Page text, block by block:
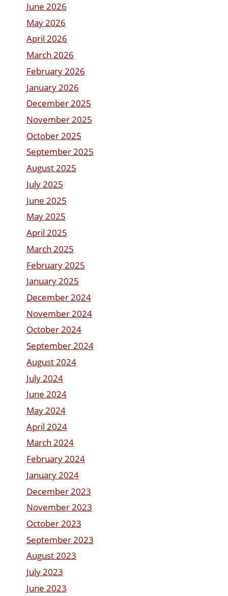
June 2026
May 2026
April 2026
March 2026
February 2026
January 2026
December 2025
November 2025
October 2025
September 2025
August 2025
July 2025
June 2025
May 2025
April 2025
March 2025
February 2025
January 2025
December 2024
November 2024
October 2024
September 2024
August 2024
July 2024
June 2024
May 2024
April 2024
March 2024
February 2024
January 2024
December 2023
November 2023
October 2023
September 2023
August 2023
July 2023
June 2023